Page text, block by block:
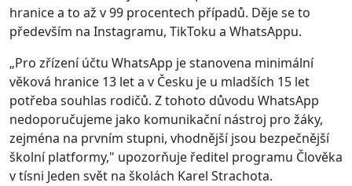
hranice a to až v 99 procentech případů. Děje se to
především na Instagramu, TikToku a WhatsAppu.
„Pro zřízení účtu WhatsApp je stanovena minimální
věková hranice 13 let a v Česku je u mladších 15 let
potřeba souhlas rodičů. Z tohoto důvodu WhatsApp
nedoporučujeme jako komunikační nástroj pro žáky,
zejména na prvním stupni, vhodnější jsou bezpečnější
školní platformy," upozorňuje ředitel programu Člověka
v tísni Jeden svět na školách Karel Strachota.